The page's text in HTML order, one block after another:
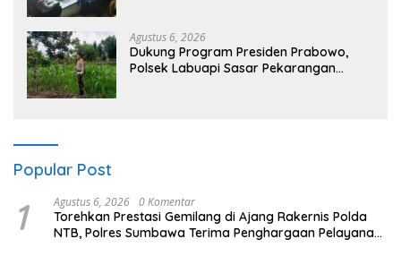
Agustus 6, 2026
Dukung Program Presiden Prabowo,
Polsek Labuapi Sasar Pekarangan
Popular Post
1 Agustus 6, 2026 0 Komentar
Torehkan Prestasi Gemilang di Ajang Rakernis Polda
NTB, Polres Sumbawa Terima Penghargaan Pelayanan